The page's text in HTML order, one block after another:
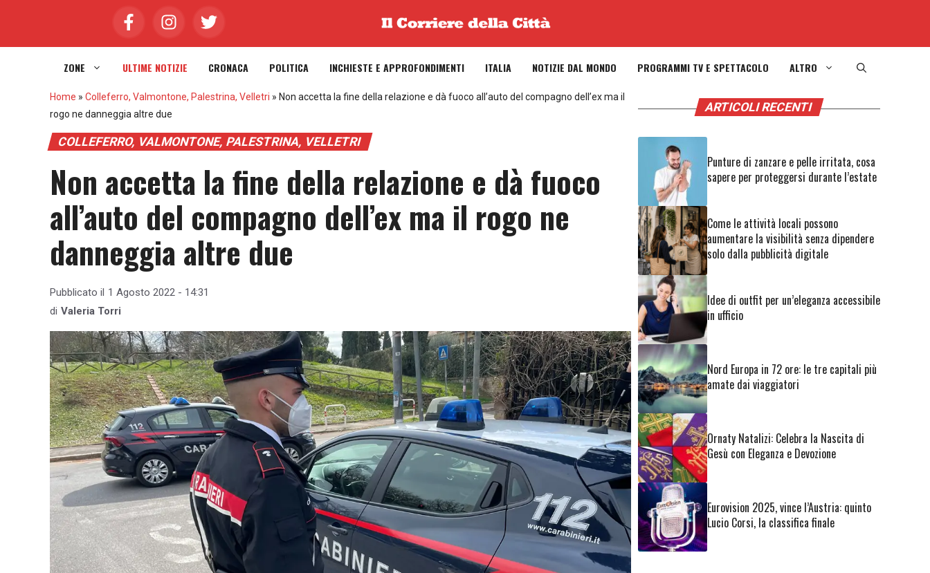
ZONE ULTIME NOTIZIE CRONACA POLITICA INCHIESTE E APPROFONDIMENTI ITALIA NOTIZIE DAL MONDO PROGRAMMI TV E SPETTACOLO ALTRO
Home » Colleferro, Valmontone, Palestrina, Velletri » Non accetta la fine della relazione e dà fuoco all’auto del compagno dell’ex ma il
rogo ne danneggia altre due
COLLEFERRO, VALMONTONE, PALESTRINA, VELLETRI
Non accetta la fine della relazione e dà fuoco
all’auto del compagno dell’ex ma il rogo ne
danneggia altre due
Pubblicato il 1 Agosto 2022 - 14:31
di Valeria Torri
ARTICOLI RECENTI
Punture di zanzare e pelle irritata, cosa
sapere per proteggersi durante l’estate
Come le attività locali possono
aumentare la visibilità senza dipendere
solo dalla pubblicità digitale
Idee di outfit per un’eleganza accessibile
in ufficio
Nord Europa in 72 ore: le tre capitali più
amate dai viaggiatori
Ornaty Natalizi: Celebra la Nascita di
Gesù con Eleganza e Devozione
Eurovision 2025, vince l’Austria: quinto
Lucio Corsi, la classifica finale